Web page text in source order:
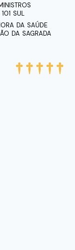
SUL
DA SAÚDE
DA SAGRADA